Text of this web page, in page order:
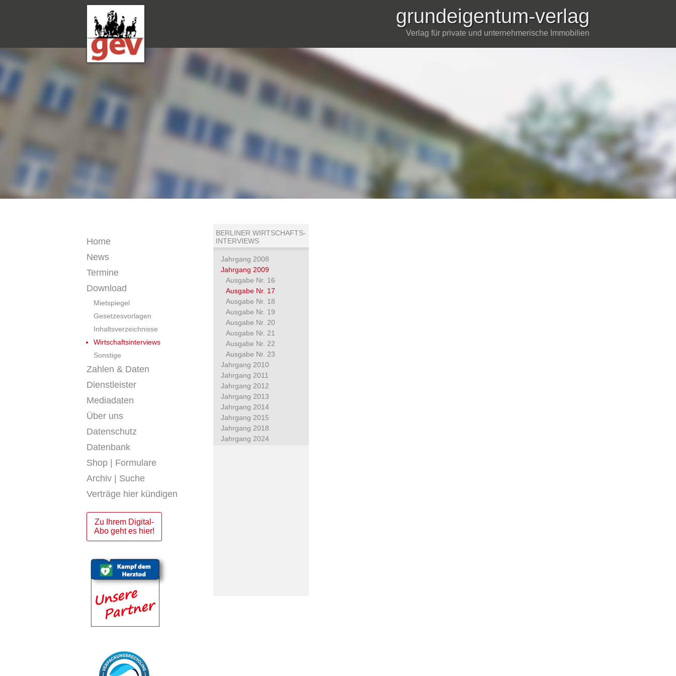
grundeigentum-verlag
Verlag für private und unternehmerische Immobilien
Home
News
Termine
Download
Mietspiegel
Gesetzesvorlagen
Inhaltsverzeichnisse
Wirtschaftsinterviews
Sonstige
Zahlen & Daten
Dienstleister
Mediadaten
Über uns
Datenschutz
Datenbank
Shop | Formulare
Archiv | Suche
Verträge hier kündigen
Zu Ihrem Digital-
Abo geht es hier!
BERLINER WIRTSCHAFTS-
INTERVIEWS
Jahrgang 2008
Jahrgang 2009
Ausgabe Nr. 16
Ausgabe Nr. 17
Ausgabe Nr. 18
Ausgabe Nr. 19
Ausgabe Nr. 20
Ausgabe Nr. 21
Ausgabe Nr. 22
Ausgabe Nr. 23
Jahrgang 2010
Jahrgang 2011
Jahrgang 2012
Jahrgang 2013
Jahrgang 2014
Jahrgang 2015
Jahrgang 2018
Jahrgang 2024